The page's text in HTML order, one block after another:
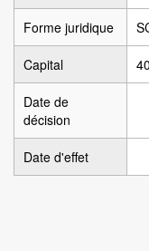
Forme juridique
Capital
Date de
décision
Date d'effet